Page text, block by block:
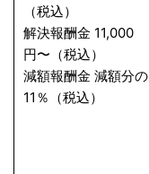
（税込）
解決報酬金 11,000
円〜（税込）
減額報酬金 減額分の
11％（税込）